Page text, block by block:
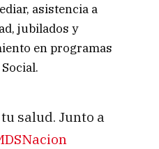
asistencia a
jubilados y
en programas
salud. Junto a